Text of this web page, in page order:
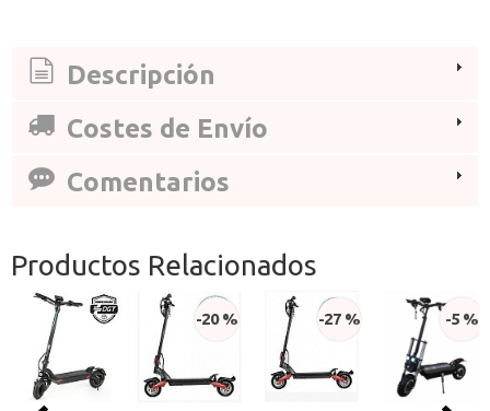
Descripción
Costes de Envío
Comentarios
Productos Relacionados
-20 % -27 % -5 %